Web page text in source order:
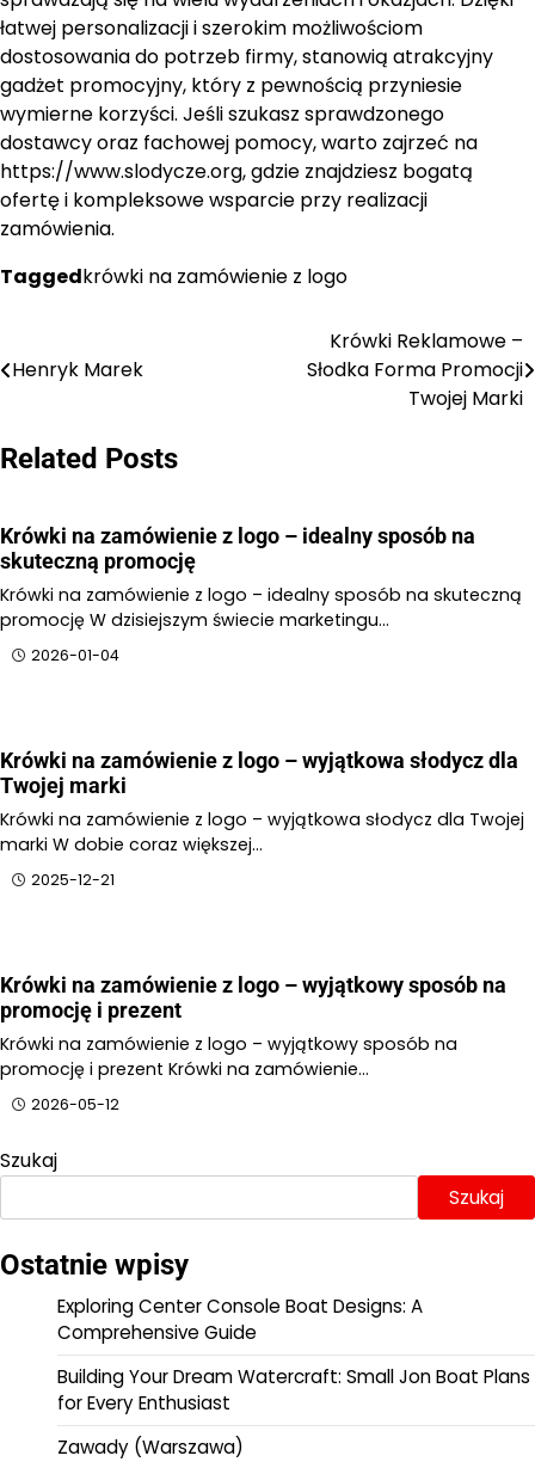
łatwej personalizacji i szerokim możliwościom
dostosowania do potrzeb firmy, stanowią atrakcyjny
gadżet promocyjny, który z pewnością przyniesie
wymierne korzyści. Jeśli szukasz sprawdzonego
dostawcy oraz fachowej pomocy, warto zajrzeć na
https://www.slodycze.org, gdzie znajdziesz bogatą
ofertę i kompleksowe wsparcie przy realizacji
zamówienia.
Taggedkrówki na zamówienie z logo
wpisu
Henryk Marek
Krówki Reklamowe –
Słodka Forma Promocji
Twojej Marki
Related Posts
Krówki na zamówienie z logo – idealny sposób na
skuteczną promocję
Krówki na zamówienie z logo – idealny sposób na skuteczną
promocję W dzisiejszym świecie marketingu…
2026-01-04
Krówki na zamówienie z logo – wyjątkowa słodycz dla
Twojej marki
Krówki na zamówienie z logo – wyjątkowa słodycz dla Twojej
marki W dobie coraz większej…
2025-12-21
Krówki na zamówienie z logo – wyjątkowy sposób na
promocję i prezent
Krówki na zamówienie z logo – wyjątkowy sposób na
promocję i prezent Krówki na zamówienie…
2026-05-12
Szukaj
Szukaj
Ostatnie wpisy
Exploring Center Console Boat Designs: A
Comprehensive Guide
Building Your Dream Watercraft: Small Jon Boat Plans
for Every Enthusiast
Zawady (Warszawa)